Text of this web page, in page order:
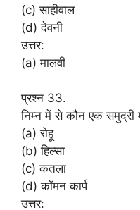
(c) साहीवाल
(d) देवनी
उत्तर:
(a) मालवी
प्रश्न 33.
निम्न में से कौन एक समुद्री
(a) रोहू
(b) हिल्सा
(c) कतला
(d) कॉमन कार्प
उत्तर: